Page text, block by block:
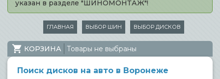
указан в разделе "ШИНОМОНТАЖ"!
ГЛАВНАЯ ВЫБОР ШИН ВЫБОР ДИСКОВ
КОРЗИНА Товары не выбраны
Поиск дисков на авто в Воронеже